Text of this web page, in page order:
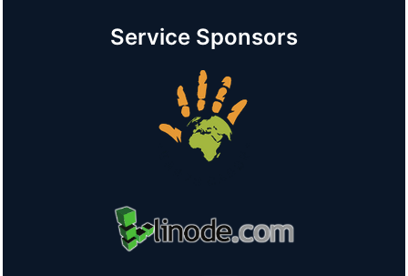
Service Sponsors